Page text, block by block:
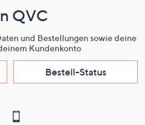
QVC
und Bestellungen sowie deine
Kundenkonto
Bestell-Status